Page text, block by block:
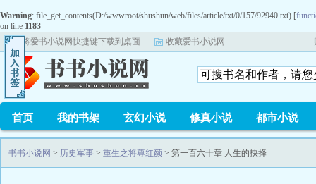
Warning: file_get_contents(D:/wwwroot/shushun/web/files/article/txt/0/157/92940.txt) [
on line 1183
将爱书小说网快捷键下载到桌面
收藏爱书小说网
首页 我的书架 玄幻小说 修真小说 都市小说
书书小说网 > 历史军事 > 重生之将尊红颜 > 第一百六十章 人生的抉择